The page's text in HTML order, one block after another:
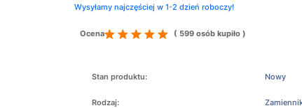
Wysyłamy najczęściej w 1-2 dzień roboczy!
Ocena ( 599 osób kupiło )
Stan produktu: Nowy
Rodzaj: